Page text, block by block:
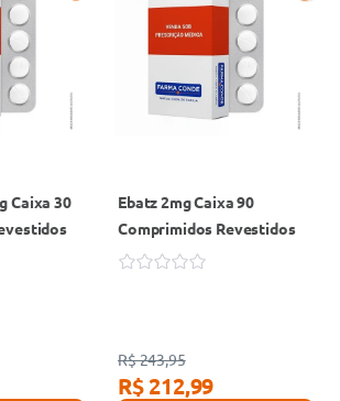
Caixa 30
Ebatz 2mg Caixa 90
Comprimidos Revestidos
R$ 243,95
R$ 212,99